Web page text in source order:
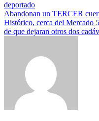
entradas
deportado
Abandonan un TERCER
Histórico, cerca del Mercado
de que dejaran otros dos